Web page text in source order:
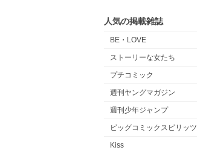
人気の掲載雑誌
BE・LOVE
ストーリーな女たち
プチコミック
週刊ヤングマガジン
週刊少年ジャンプ
ビッグコミックスピリッツ
Kiss